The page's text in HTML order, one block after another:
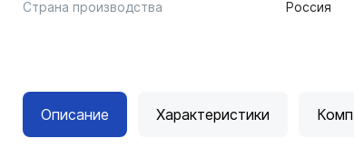
Страна производства Россия
Описание Характеристики